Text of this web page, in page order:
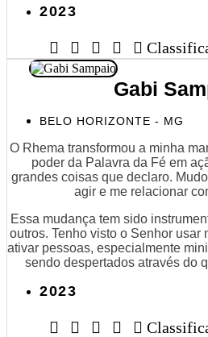
2023
    
Gabi
BELO HORIZONTE - MG
O Rhema transformou a minha
poder da Palavra da Fé em
grandes coisas que declaro.
agir e me relacionar
Essa mudança tem sido
outros. Tenho visto o Senhor usar
ativar pessoas, especialmente
sendo despertados através do
2023
    